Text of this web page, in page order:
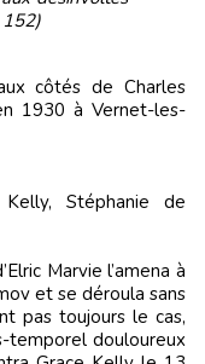
152)
côtés de Charles
1930 à Vernet-les-
Stéphanie de
Marvie l’amena à
et se déroula sans
pas toujours le cas,
temporel douloureux